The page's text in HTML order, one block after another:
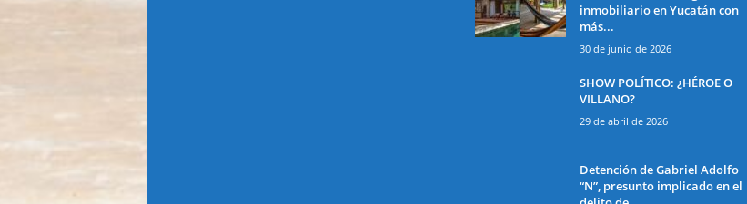
inmobiliario en Yucatán con
más...
30 de junio de 2026
SHOW POLÍTICO: ¿HÉROE O
VILLANO?
29 de abril de 2026
Detención de Gabriel Adolfo
“N”, presunto implicado en el